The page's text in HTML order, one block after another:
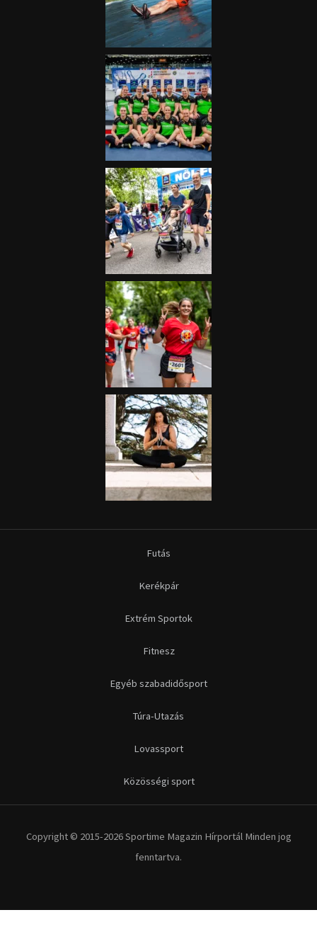
Futás
Kerékpár
Extrém Sportok
Fitnesz
Egyéb szabadidősport
Túra-Utazás
Lovassport
Közösségi sport
Copyright © 2015-2026 Sportime Magazin Hírportál Minden jog
fenntartva.